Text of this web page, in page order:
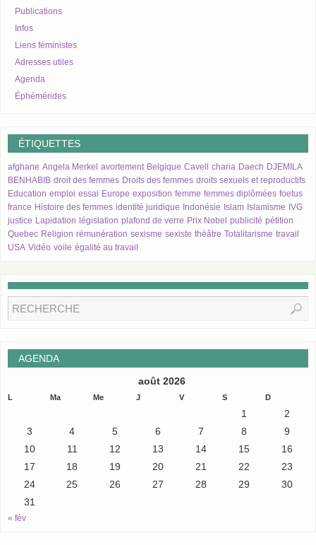
Publications
Infos
Liens féministes
Adresses utiles
Agenda
Éphémérides
ÉTIQUETTES
afghane Angela Merkel avortement Belgique Cavell charia Daech DJEMILA
BENHABIB droit des femmes Droits des femmes droits sexuels et reproductifs
Education emploi essai Europe exposition femme femmes diplômées foetus
france Histoire des femmes identité juridique Indonésie Islam Islamisme IVG
justice Lapidation législation plafond de verre Prix Nobel publicité pétition
Quebec Religion rémunération sexisme sexiste théâtre Totalitarisme travail
USA Vidéo voile égalité au travail
AGENDA
août 2026
L Ma Me J V S D
« fév
1
2
3
4 5 6 7 8
9
10
11 12 13 14 15
16
17
18 19 20 21 22
23
24
25 26 27 28 29
30
31